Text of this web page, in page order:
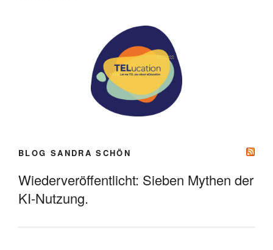
BLOG SANDRA SCHÖN
Wiederveröffentlicht: Sieben Mythen der
KI-Nutzung.